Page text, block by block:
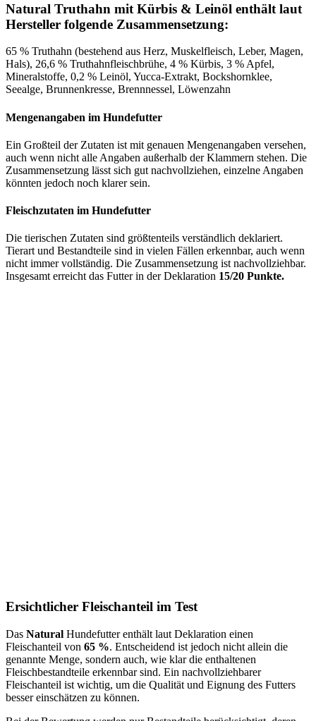
Natural Truthahn mit Kürbis & Leinöl enthält laut
Hersteller folgende Zusammensetzung:
65 % Truthahn (bestehend aus Herz, Muskelfleisch, Leber, Magen,
Hals), 26,6 % Truthahnfleischbrühe, 4 % Kürbis, 3 % Apfel,
Mineralstoffe, 0,2 % Leinöl, Yucca-Extrakt, Bockshornklee,
Seealge, Brunnenkresse, Brennnessel, Löwenzahn
Mengenangaben im Hundefutter
Ein Großteil der Zutaten ist mit genauen Mengenangaben versehen,
auch wenn nicht alle Angaben außerhalb der Klammern stehen. Die
Zusammensetzung lässt sich gut nachvollziehen, einzelne Angaben
könnten jedoch noch klarer sein.
Fleischzutaten im Hundefutter
Die tierischen Zutaten sind größtenteils verständlich deklariert.
Tierart und Bestandteile sind in vielen Fällen erkennbar, auch wenn
nicht immer vollständig. Die Zusammensetzung ist nachvollziehbar.
Insgesamt erreicht das Futter in der Deklaration 15/20 Punkte.
Ersichtlicher Fleischanteil im Test
Das Natural Hundefutter enthält laut Deklaration einen
Fleischanteil von 65 %. Entscheidend ist jedoch nicht allein die
genannte Menge, sondern auch, wie klar die enthaltenen
Fleischbestandteile erkennbar sind. Ein nachvollziehbarer
Fleischanteil ist wichtig, um die Qualität und Eignung des Futters
besser einschätzen zu können.